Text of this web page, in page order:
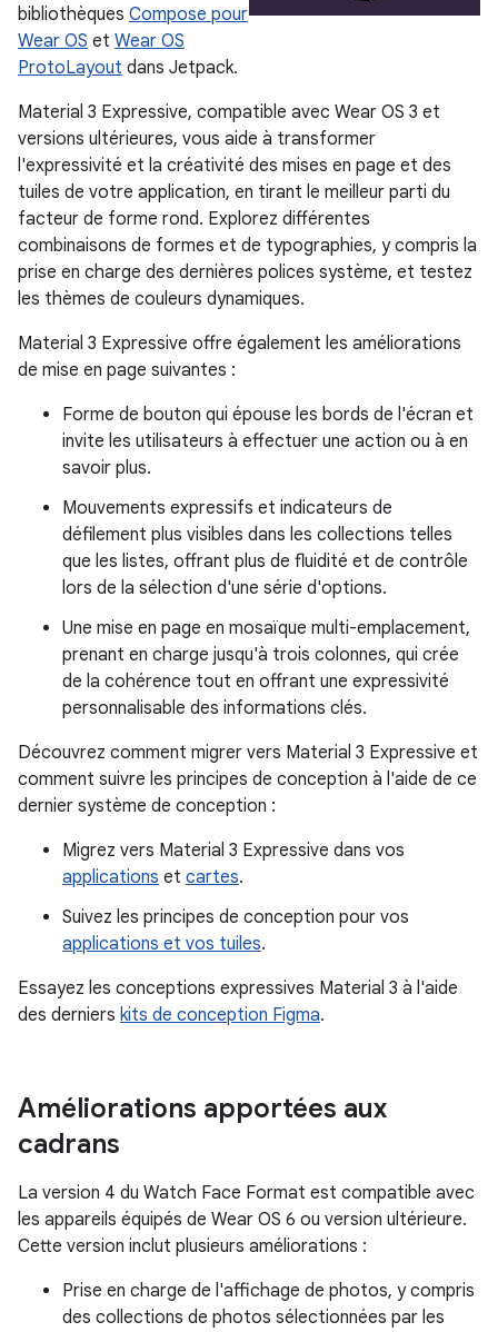
bibliothèques Compose pour
Wear OS et Wear OS
ProtoLayout dans Jetpack.
Material 3 Expressive, compatible avec Wear OS 3 et
versions ultérieures, vous aide à transformer
l'expressivité et la créativité des mises en page et des
tuiles de votre application, en tirant le meilleur parti du
facteur de forme rond. Explorez différentes
combinaisons de formes et de typographies, y compris la
prise en charge des dernières polices système, et testez
les thèmes de couleurs dynamiques.
Material 3 Expressive offre également les améliorations
de mise en page suivantes :
Forme de bouton qui épouse les bords de l'écran et
invite les utilisateurs à effectuer une action ou à en
savoir plus.
Mouvements expressifs et indicateurs de
défilement plus visibles dans les collections telles
que les listes, offrant plus de fluidité et de contrôle
lors de la sélection d'une série d'options.
Une mise en page en mosaïque multi-emplacement,
prenant en charge jusqu'à trois colonnes, qui crée
de la cohérence tout en offrant une expressivité
personnalisable des informations clés.
Découvrez comment migrer vers Material 3 Expressive et
comment suivre les principes de conception à l'aide de ce
dernier système de conception :
Migrez vers Material 3 Expressive dans vos
applications et cartes.
Suivez les principes de conception pour vos
applications et vos tuiles.
Essayez les conceptions expressives Material 3 à l'aide
des derniers kits de conception Figma.
Améliorations apportées aux
cadrans
La version 4 du Watch Face Format est compatible avec
les appareils équipés de Wear OS 6 ou version ultérieure.
Cette version inclut plusieurs améliorations :
Prise en charge de l'affichage de photos, y compris
des collections de photos sélectionnées par les